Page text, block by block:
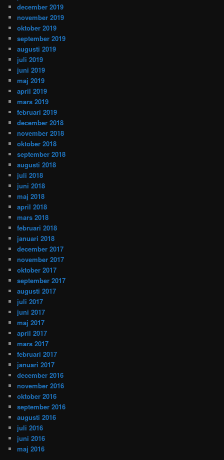
december 2019
november 2019
oktober 2019
september 2019
augusti 2019
juli 2019
juni 2019
maj 2019
april 2019
mars 2019
februari 2019
december 2018
november 2018
oktober 2018
september 2018
augusti 2018
juli 2018
juni 2018
maj 2018
april 2018
mars 2018
februari 2018
januari 2018
december 2017
november 2017
oktober 2017
september 2017
augusti 2017
juli 2017
juni 2017
maj 2017
april 2017
mars 2017
februari 2017
januari 2017
december 2016
november 2016
oktober 2016
september 2016
augusti 2016
juli 2016
juni 2016
maj 2016